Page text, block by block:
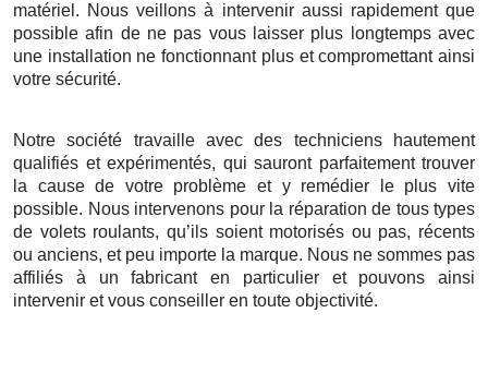
matériel. Nous veillons à intervenir aussi rapidement que
possible afin de ne pas vous laisser plus longtemps avec
une installation ne fonctionnant plus et compromettant ainsi
votre sécurité.
Notre société travaille avec des techniciens hautement
qualifiés et expérimentés, qui sauront parfaitement trouver
la cause de votre problème et y remédier le plus vite
possible. Nous intervenons pour la réparation de tous types
de volets roulants, qu’ils soient motorisés ou pas, récents
ou anciens, et peu importe la marque. Nous ne sommes pas
affiliés à un fabricant en particulier et pouvons ainsi
intervenir et vous conseiller en toute objectivité.